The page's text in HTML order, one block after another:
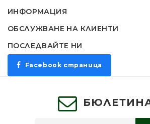
ИНФОРМАЦИЯ
ОБСЛУЖВАНЕ НА КЛИЕНТИ
ПОСЛЕДВАЙТЕ НИ
Facebook страница